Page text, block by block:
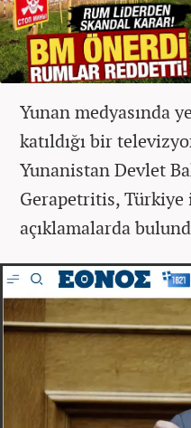
Yunan medyasında
katıldığı bir
Yunanistan Devlet
Gerapetritis,
açıklamalarda